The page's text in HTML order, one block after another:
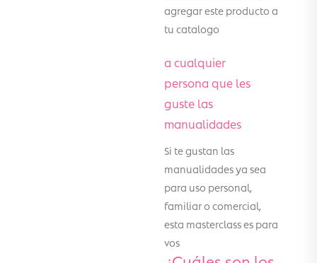
agregar este producto a
tu catalogo
a cualquier
persona que les
guste las
manualidades
Si te gustan las
manualidades ya sea
para uso personal,
familiar o comercial,
esta masterclass es para
vos